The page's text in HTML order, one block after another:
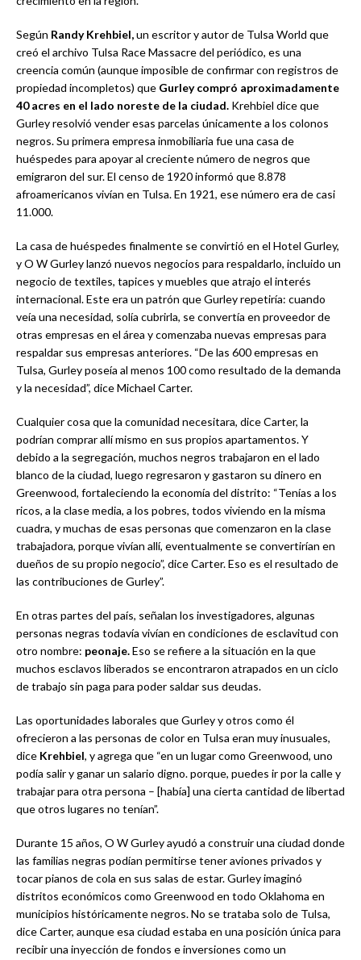
Según Randy Krehbiel,un escritor y autor de Tulsa World que
creó el archivo Tulsa Race Massacre del periódico, es una
creencia común (aunque imposible de confirmar con registros de
propiedad incompletos) que Gurley compró aproximadamente
40 acres en el lado noreste de la ciudad.Krehbiel dice que
Gurley resolvió vender esas parcelas únicamente a los colonos
negros. Su primera empresa inmobiliaria fue una casa de
huéspedes para apoyar al creciente número de negros que
emigraron del sur. El censo de 1920 informó que 8.878
afroamericanos vivían en Tulsa. En 1921, ese número era de casi
11.000.
La casa de huéspedes finalmente se convirtió en el Hotel Gurley,
y O W Gurley lanzó nuevos negocios para respaldarlo, incluido un
negocio de textiles, tapices y muebles que atrajo el interés
internacional. Este era un patrón que Gurley repetiría: cuando
veía una necesidad, solía cubrirla, se convertía en proveedor de
otras empresas en el área y comenzaba nuevas empresas para
respaldar sus empresas anteriores. “De las 600 empresas en
Tulsa, Gurley poseía al menos 100 como resultado de la demanda
y la necesidad”, dice Michael Carter.
Cualquier cosa que la comunidad necesitara, dice Carter, la
podrían comprar allí mismo en sus propios apartamentos. Y
debido a la segregación, muchos negros trabajaron en el lado
blanco de la ciudad, luego regresaron y gastaron su dinero en
Greenwood, fortaleciendo la economía del distrito: “Tenías a los
ricos, a la clase media, a los pobres, todos viviendo en la misma
cuadra, y muchas de esas personas que comenzaron en la clase
trabajadora, porque vivían allí, eventualmente se convertirían en
dueños de su propio negocio”, dice Carter. Eso es el resultado de
las contribuciones de Gurley”.
En otras partes del país, señalan los investigadores, algunas
personas negras todavía vivían en condiciones de esclavitud con
otro nombre: peonaje.Eso se refiere a la situación en la que
muchos esclavos liberados se encontraron atrapados en un ciclo
de trabajo sin paga para poder saldar sus deudas.
Las oportunidades laborales que Gurley y otros como él
ofrecieron a las personas de color en Tulsa eran muy inusuales,
dice Krehbiel, y agrega que “en un lugar como Greenwood, uno
podía salir y ganar un salario digno. porque, puedes ir por la calle y
trabajar para otra persona – [había] una cierta cantidad de libertad
que otros lugares no tenían”.
Durante 15 años, O W Gurley ayudó a construir una ciudad donde
las familias negras podían permitirse tener aviones privados y
tocar pianos de cola en sus salas de estar. Gurley imaginó
distritos económicos como Greenwood en todo Oklahoma en
municipios históricamente negros. No se trataba solo de Tulsa,
dice Carter, aunque esa ciudad estaba en una posición única para
recibir una inyección de fondos e inversiones como un